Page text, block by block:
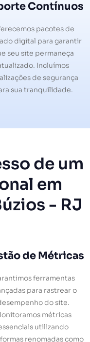
Contínuos
pacotes de
digital para garantir
seu site permaneça
Incluímos
de segurança
sua tranquilidade.
de um
em
- RJ
de Métricas
ferramentas
para rastrear o
do site.
métricas
utilizando
renomadas como